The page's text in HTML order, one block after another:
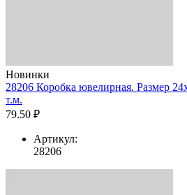
Новинки
28206 Коробка ювелирная. Размер
т.м.
79.50 ₽
Артикул:
28206